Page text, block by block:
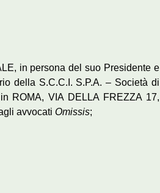
in persona del suo Presidente e
della S.C.C.I. S.P.A. – Società di
ROMA, VIA DELLA FREZZA 17,
avvocati Omissis;